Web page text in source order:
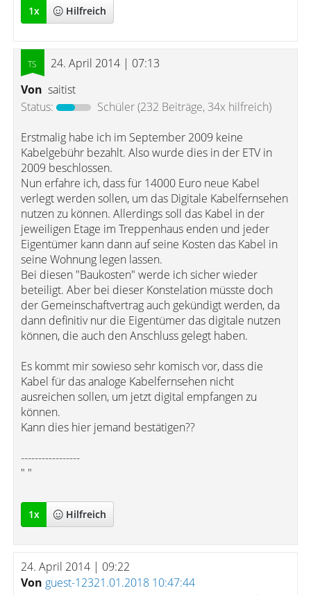
1x Hilfreich
24. April 2014 | 07:13
Von saitist
Status:
Schüler(232 Beiträge, 34x hilfreich)
Erstmalig habe ich im September 2009 keine
Kabelgebühr bezahlt. Also wurde dies in der ETV in
2009 beschlossen.
Nun erfahre ich, dass für 14000 Euro neue Kabel
verlegt werden sollen, um das Digitale Kabelfernsehen
nutzen zu können. Allerdings soll das Kabel in der
jeweiligen Etage im Treppenhaus enden und jeder
Eigentümer kann dann auf seine Kosten das Kabel in
seine Wohnung legen lassen.
Bei diesen "Baukosten" werde ich sicher wieder
beteiligt. Aber bei dieser Konstelation müsste doch
der Gemeinschaftvertrag auch gekündigt werden, da
dann definitiv nur die Eigentümer das digitale nutzen
können, die auch den Anschluss gelegt haben.
Es kommt mir sowieso sehr komisch vor, dass die
Kabel für das analoge Kabelfernsehen nicht
ausreichen sollen, um jetzt digital empfangen zu
können.
Kann dies hier jemand bestätigen??
-----------------
" "
1x Hilfreich
24. April 2014 | 09:22
Von guest-12321.01.2018 10:47:44